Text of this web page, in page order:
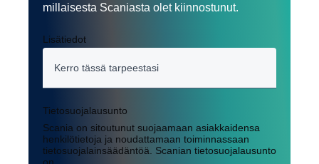
millaisesta Scaniasta olet kiinnostunut.
Lisätiedot
Tietosuojalausunto
Scania on sitoutunut suojaamaan asiakkaidensa
henkilötietoja ja noudattamaan toiminnassaan
tietosuojalainsäädäntöä. Scanian tietosuojalausunto
on